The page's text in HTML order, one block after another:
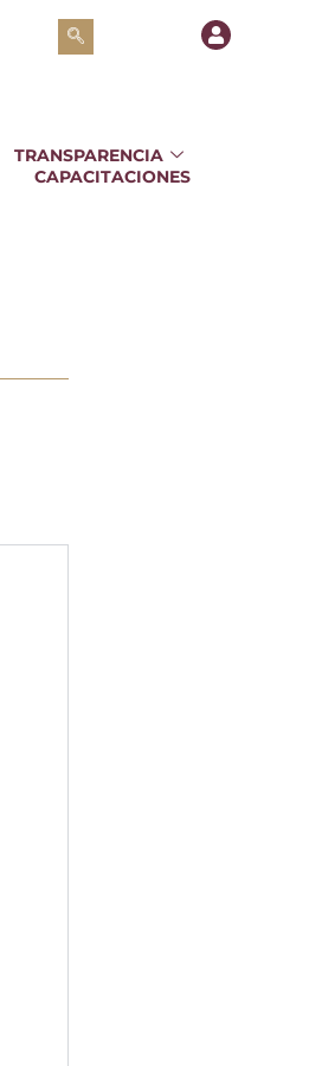
TRANSPARENCIA
CAPACITACIONES